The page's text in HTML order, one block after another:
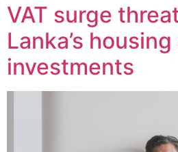
VAT surge
Lanka’s
investments